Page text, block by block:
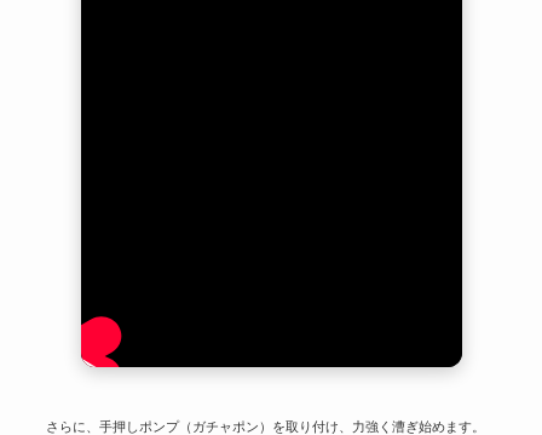
さらに、手押しポンプ（ガチャポン）を取り付け、力強く漕ぎ始めます。